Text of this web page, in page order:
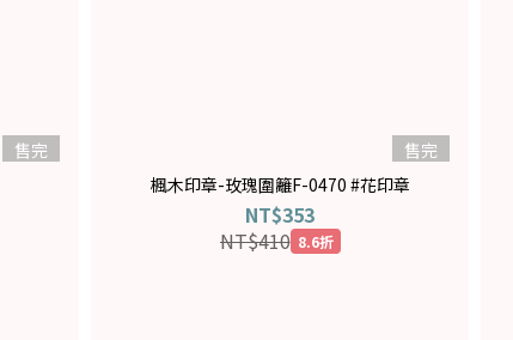
售完
售完
楓木印章-玫瑰圍籬F-0470 #花印章
NT$353
NT$410 8.6折